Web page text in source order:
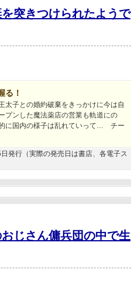
突きつけられたようで
る！
太子との婚約破棄をきっかけに今は自
プンした魔法薬店の営業も軌道にの
に国内の様子は乱れていって… チー
発行（実際の発売日は書店、各電子ス
じさん傭兵団の中で生